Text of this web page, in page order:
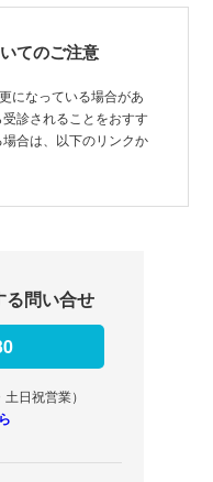
てのご注意
になっている場合があ
診されることをおすす
合は、以下のリンクか
る問い合せ
日祝営業）